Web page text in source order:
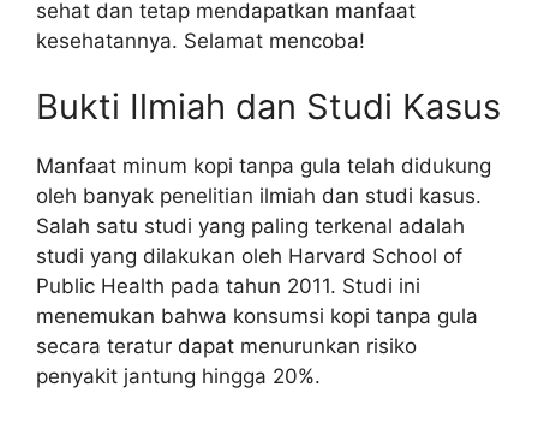
sehat dan tetap mendapatkan manfaat
kesehatannya. Selamat mencoba!
Bukti Ilmiah dan Studi Kasus
Manfaat minum kopi tanpa gula telah didukung
oleh banyak penelitian ilmiah dan studi kasus.
Salah satu studi yang paling terkenal adalah
studi yang dilakukan oleh Harvard School of
Public Health pada tahun 2011. Studi ini
menemukan bahwa konsumsi kopi tanpa gula
secara teratur dapat menurunkan risiko
penyakit jantung hingga 20%.